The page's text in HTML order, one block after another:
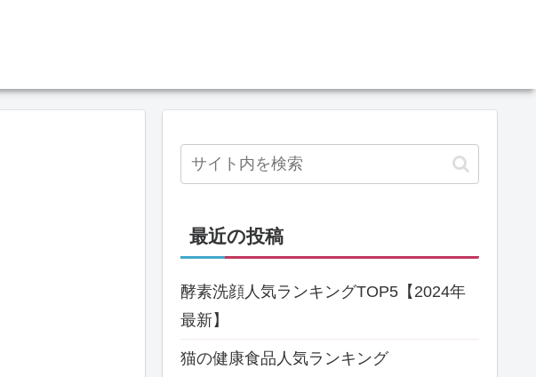
最近の投稿
酵素洗顔人気ランキングTOP5【2024年
最新】
猫の健康食品人気ランキング